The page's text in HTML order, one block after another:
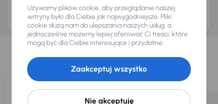
ani zagwarantowaną dostępnością pojazdu. AURES Holdings a.s., z siedzibą
Dopraváků 874/15, Čimice, 184 00 Praga 8, będzie przechowywać i przetwarzać
Twoje dane osobowe zgodnie z zasadami ochrony i przetwarzaniadanych
osobowych
Wybraliśmy dla Ciebie
Wybieramy dla Ciebienajlepsze pojazdyz naszej oferty. Kupimy
dla Ciebiedo 400 pojazdówkażdego dnia.
Używamy plików cookie, aby przeglądanie naszej
witryny było dla Ciebie jak najwygodniejsze. Pliki
cookie służą nam do ulepszania naszych usług, a
jednocześnie możemy lepiej oferować Ci treści, które
mogą być dla Ciebie interesujące i przydatne.
Nie akceptuję
Zaakceptuj wszystko